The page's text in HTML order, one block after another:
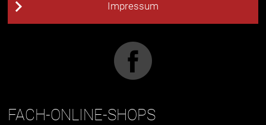
Impressum
FACH-ONLINE-SHOPS